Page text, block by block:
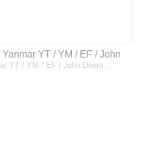
YT / YM / EF / John
YT / YM / EF / John Deere…